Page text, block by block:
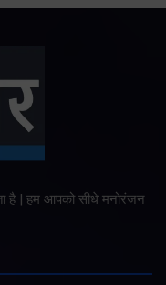
है | हम आपको सीधे मनोरंजन